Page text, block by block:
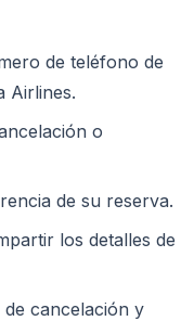
de teléfono de
Airlines.
o
de su reserva.
los detalles de
cancelación y